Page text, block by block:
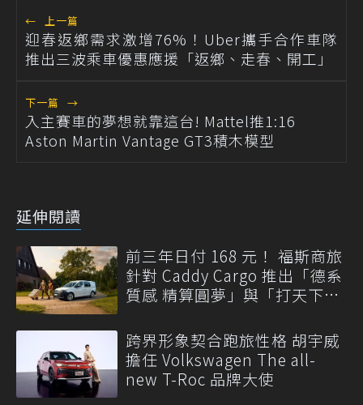
← 上一篇
迎春返鄉需求激增76%！Uber攜手合作車隊
推出三波乘車優惠應援「返鄉、走春、開工」
下一篇 →
入主賽車的夢想就靠這台! Mattel推1:16
Aston Martin Vantage GT3積木模型
延伸閱讀
前三年日付 168 元！ 福斯商旅
針對 Caddy Cargo 推出「德系
質感 精算圓夢」與「打天下」
跨界形象契合跑旅性格 胡宇威
擔任 Volkswagen The all-
new T-Roc 品牌大使